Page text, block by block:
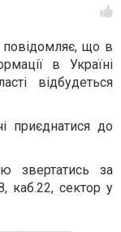
що в
в Україні
відбудеться
приєднатися до
звертатись за
каб.22, сектор у